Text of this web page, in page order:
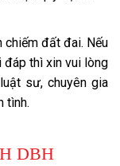
chiếm đất đai. Nếu
đáp thì xin vui lòng
sư, chuyên gia
tình.
DBH